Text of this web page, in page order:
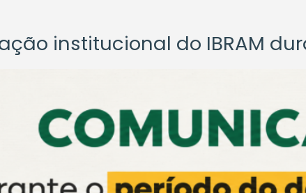
institucional do IBRAM